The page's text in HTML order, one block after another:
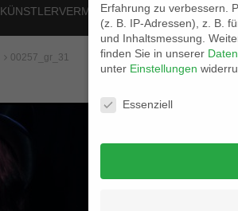
KÜNSTLERVERMITTLUNG LOCATION
 00257_gr_31
Erfahrung zu verbessern.
(z. B. IP-Adressen), z. B.
und Inhaltsmessung.
finden Sie in unserer
unter Einstellungen
Datenschutzeinstellungen
Essenziell